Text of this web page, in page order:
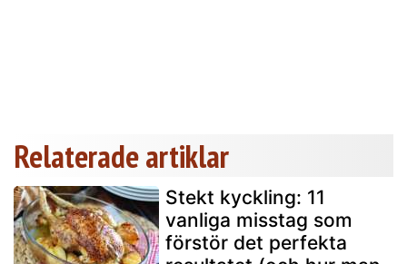
Relaterade artiklar
Stekt kyckling: 11
vanliga misstag som
förstör det perfekta